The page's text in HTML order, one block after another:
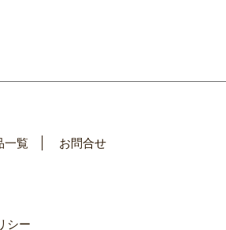
一覧 お問合せ
シー